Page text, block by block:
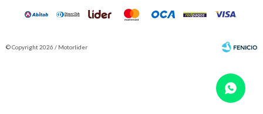
© Copyright 2026 / Motorlider